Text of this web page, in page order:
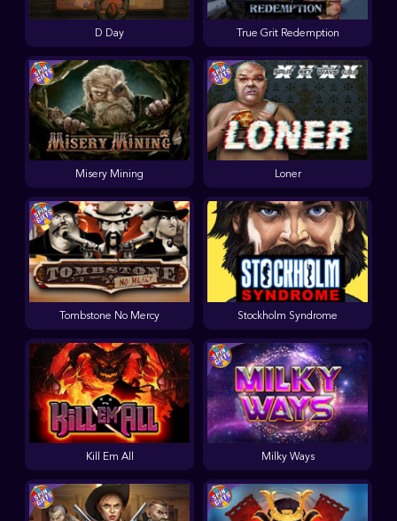
Kill Em All
Stockholm Syndrome
Loner
Tombstone No Mercy
Milky Ways
Misery Mining
True Grit Redemption
D Day